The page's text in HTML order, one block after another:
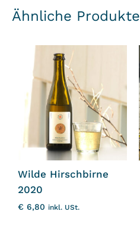
Ähnliche Produkte
Wilde Hirschbirne
2020
€ 6,80 inkl. USt.